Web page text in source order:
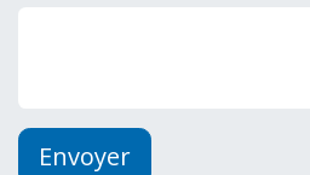
Envoyer